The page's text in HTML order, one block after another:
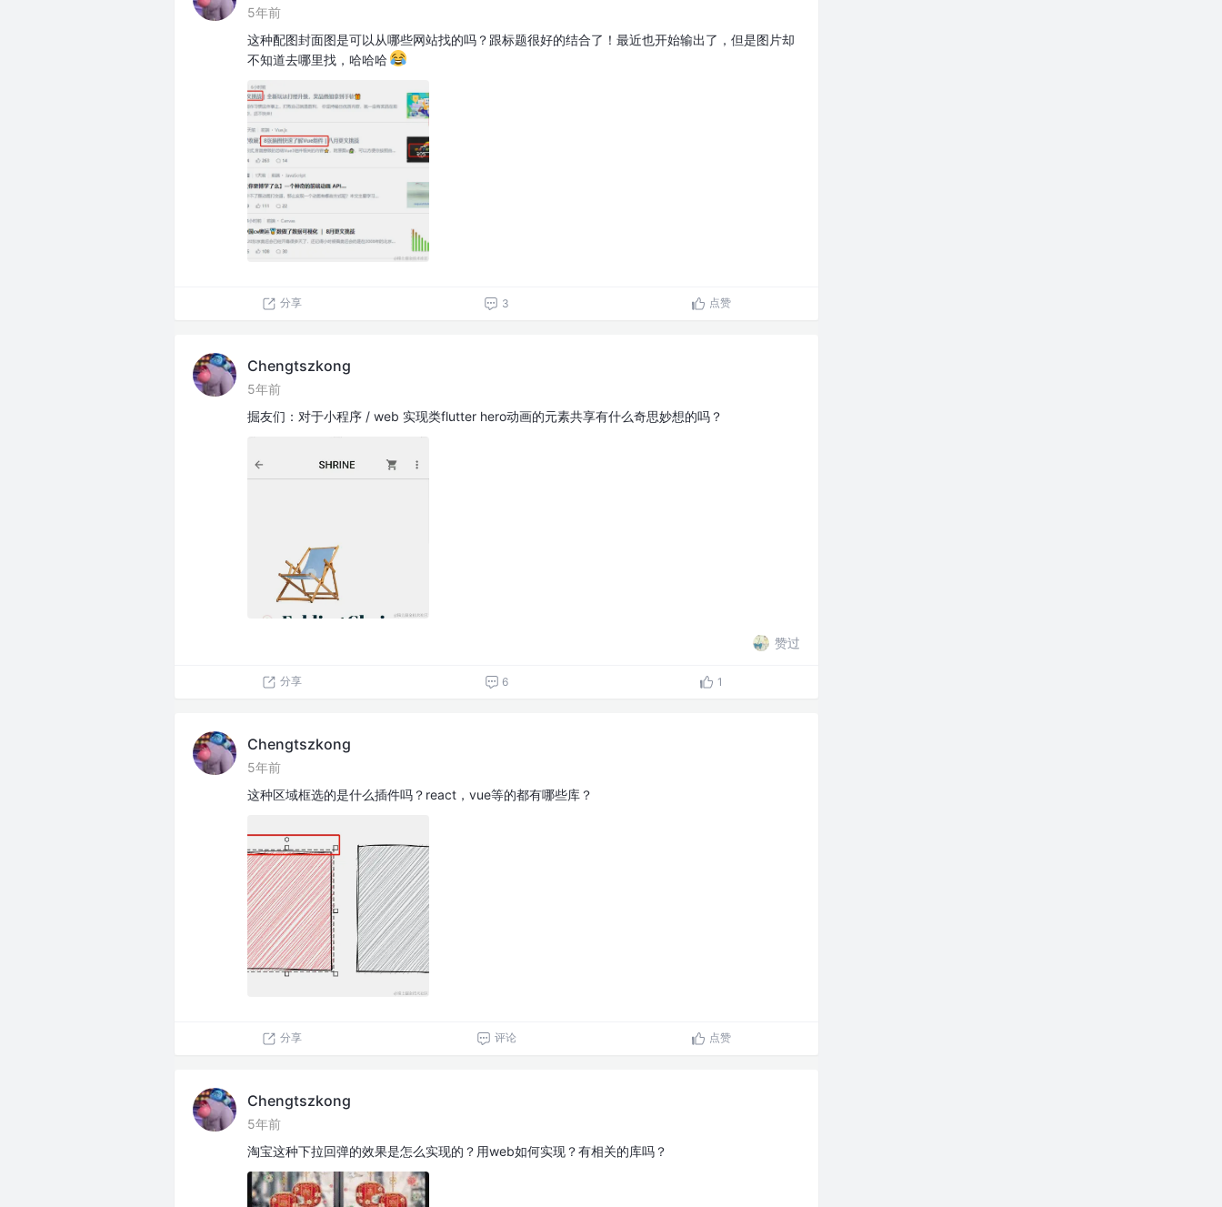
5年前
这种配图封面图是可以从哪些网站找的吗？跟标题很好的结合了！最近也开始输出了，但是图片却
不知道去哪里找，哈哈哈
分享 3 点赞
Chengtszkong
5年前
掘友们：对于小程序 / web 实现类flutter hero动画的元素共享有什么奇思妙想的吗？
赞过
分享 6 1
Chengtszkong
5年前
这种区域框选的是什么插件吗？react，vue等的都有哪些库？
分享 评论 点赞
Chengtszkong
5年前
淘宝这种下拉回弹的效果是怎么实现的？用web如何实现？有相关的库吗？